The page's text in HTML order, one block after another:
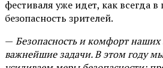
фестиваля уже идет, как всегда в
безопасность зрителей.
— Безопасность и комфорт наших
важнейшие задачи. В этом году